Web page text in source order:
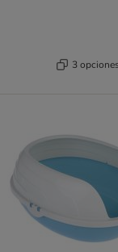
3 opciones